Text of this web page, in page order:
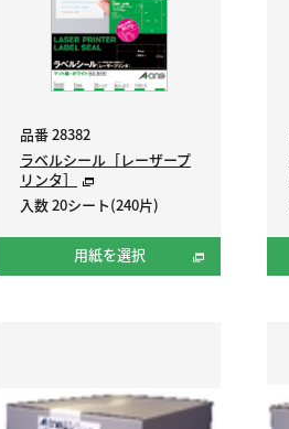
品番 28382
ラベルシール［レーザープ
リンタ］
入数 20シート(240片)
用紙を選択